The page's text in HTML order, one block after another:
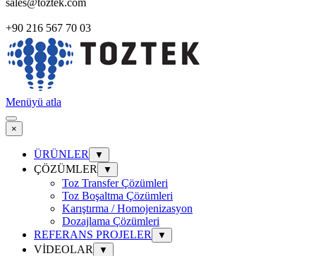
+90 216 567 70 03
Menüyü atla
×
ÜRÜNLER ▼
ÇÖZÜMLER ▼
Toz Transfer Çözümleri
Toz Boşaltma Çözümleri
Karıştırma / Homojenizasyon
Dozajlama Çözümleri
REFERANS PROJELER
▼
VİDEOLAR ▼